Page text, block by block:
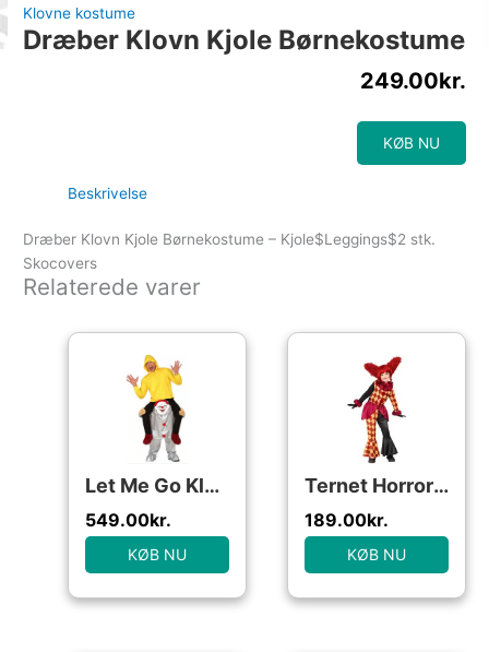
Klovne kostume
Dræber Klovn Kjole Børnekostume
249.00kr.
KØB NU
Beskrivelse
Dræber Klovn Kjole Børnekostume – Kjole$Leggings$2 stk.
Skocovers
Relaterede varer
Let Me Go Klovn Carry Me
549.00kr.
KØB NU
Ternet Horror Klovn Børnekostume Rød/Sort
189.00kr.
KØB NU